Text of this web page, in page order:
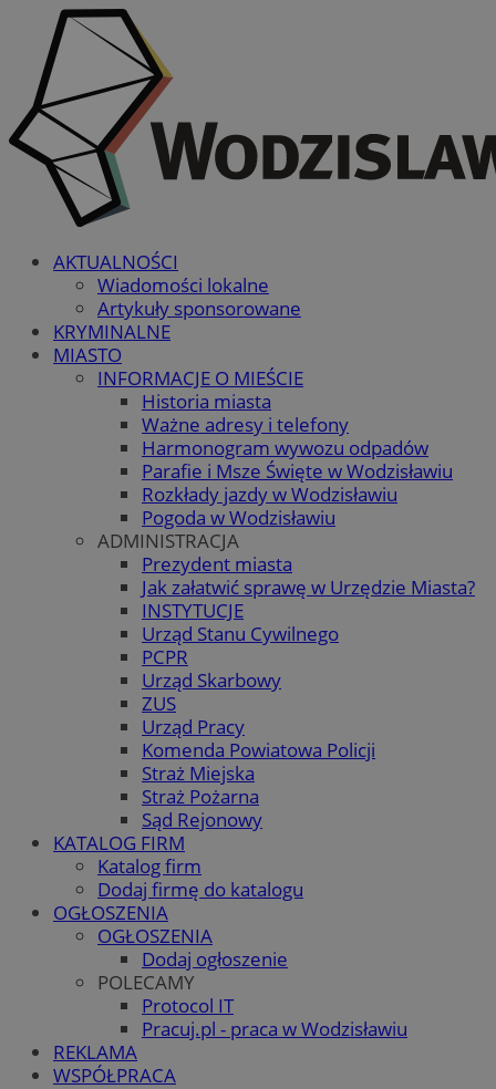
AKTUALNOŚCI
Wiadomości lokalne
Artykuły sponsorowane
KRYMINALNE
MIASTO
INFORMACJE O MIEŚCIE
Historia miasta
Ważne adresy i telefony
Harmonogram wywozu odpadów
Parafie i Msze Święte w Wodzisławiu
Rozkłady jazdy w Wodzisławiu
Pogoda w Wodzisławiu
ADMINISTRACJA
Prezydent miasta
Jak załatwić sprawę w Urzędzie Miasta?
INSTYTUCJE
Urząd Stanu Cywilnego
PCPR
Urząd Skarbowy
ZUS
Urząd Pracy
Komenda Powiatowa Policji
Straż Miejska
Straż Pożarna
Sąd Rejonowy
KATALOG FIRM
Katalog firm
Dodaj firmę do katalogu
OGŁOSZENIA
OGŁOSZENIA
Dodaj ogłoszenie
POLECAMY
Protocol IT
Pracuj.pl - praca w Wodzisławiu
REKLAMA
WSPÓŁPRACA